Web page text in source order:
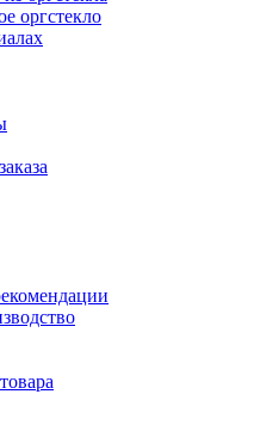
оргстекло